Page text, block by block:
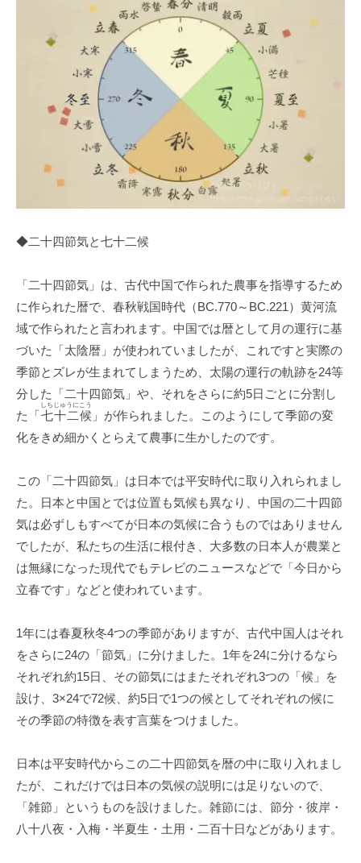
◆二十四節気と七十二候
「二十四節気」は、古代中国で作られた農事を指導するため
に作られた暦で、春秋戦国時代（BC.770～BC.221）黄河流
域で作られたと言われます。中国では暦として月の運行に基
づいた「太陰暦」が使われていましたが、これですと実際の
季節とズレが生まれてしまうため、太陽の運行の軌跡を24等
分した「二十四節気」や、それをさらに約5日ごとに分割し
た「七十二候
しちじゅうにこう
」が作られました。このようにして季節の変
化をきめ細かくとらえて農事に生かしたのです。
この「二十四節気」は日本では平安時代に取り入れられまし
た。日本と中国とでは位置も気候も異なり、中国の二十四節
気は必ずしもすべてが日本の気候に合うものではありません
でしたが、私たちの生活に根付き、大多数の日本人が農業と
は無縁になった現代でもテレビのニュースなどで「今日から
立春です」などと使われています。
1年には春夏秋冬4つの季節がありますが、古代中国人はそれ
をさらに24の「節気」に分けました。1年を24に分けるなら
それぞれ約15日、その節気にはまたそれぞれ3つの「候」を
設け、3×24で72候、約5日で1つの候としてそれぞれの候に
その季節の特徴を表す言葉をつけました。
日本は平安時代からこの二十四節気を暦の中に取り入れまし
たが、これだけでは日本の気候の説明には足りないので、
「雑節」というものを設けました。雑節には、節分・彼岸・
八十八夜・入梅・半夏生・土用・二百十日などがあります。